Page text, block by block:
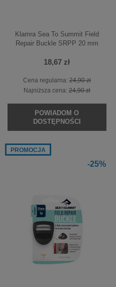
Klamra Sea To Summit Field
Repair Buckle SRPP 20 mm
18,67 zł
Cena regularna: 24,90 zł
Najniższa cena: 24,90 zł
POWIADOM O
DOSTĘPNOŚCI
-25%
PROMOCJA